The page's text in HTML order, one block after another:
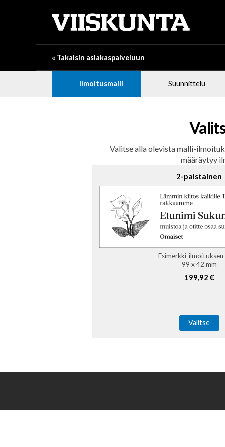
« Takaisin asiakaspalveluun
Ilmoitusmalli Suunnittelu
Valitse alla olevista malli-
määräytyy
2-palstainen
Esimerkki-ilmoituksen
99 x 42 mm
199,92 €
Valitse